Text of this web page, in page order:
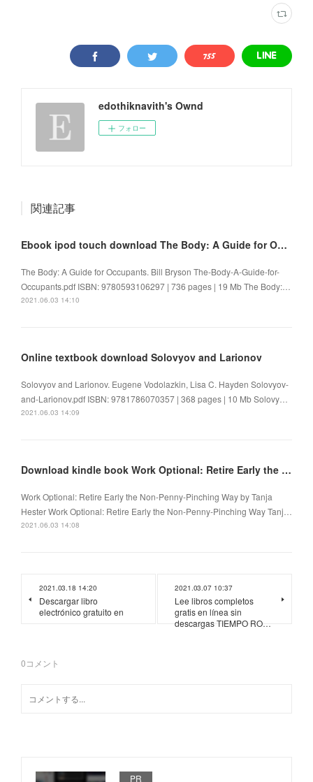
edothiknavith's Ownd
フォロー
関連記事
Ebook ipod touch download The Body: A Guide for Occupants 9780593106297
The Body: A Guide for Occupants. Bill Bryson The-Body-A-Guide-for-
Occupants.pdf ISBN: 9780593106297 | 736 pages | 19 Mb The Body:…
2021.06.03 14:10
Online textbook download Solovyov and Larionov
Solovyov and Larionov. Eugene Vodolazkin, Lisa C. Hayden Solovyov-
and-Larionov.pdf ISBN: 9781786070357 | 368 pages | 10 Mb Solovy…
2021.06.03 14:09
Download kindle book Work Optional: Retire Early the Non-Penny-Pinching Way by Tanja Hester
Work Optional: Retire Early the Non-Penny-Pinching Way by Tanja
Hester Work Optional: Retire Early the Non-Penny-Pinching Way Tanj…
2021.06.03 14:08
2021.03.18 14:20
Descargar libro
electrónico gratuito en
2021.03.07 10:37
Lee libros completos
gratis en línea sin
descargas TIEMPO RO…
0コメント
PR